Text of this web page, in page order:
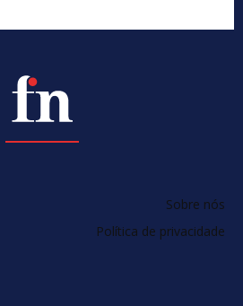
Sobre nós
Política de privacidade